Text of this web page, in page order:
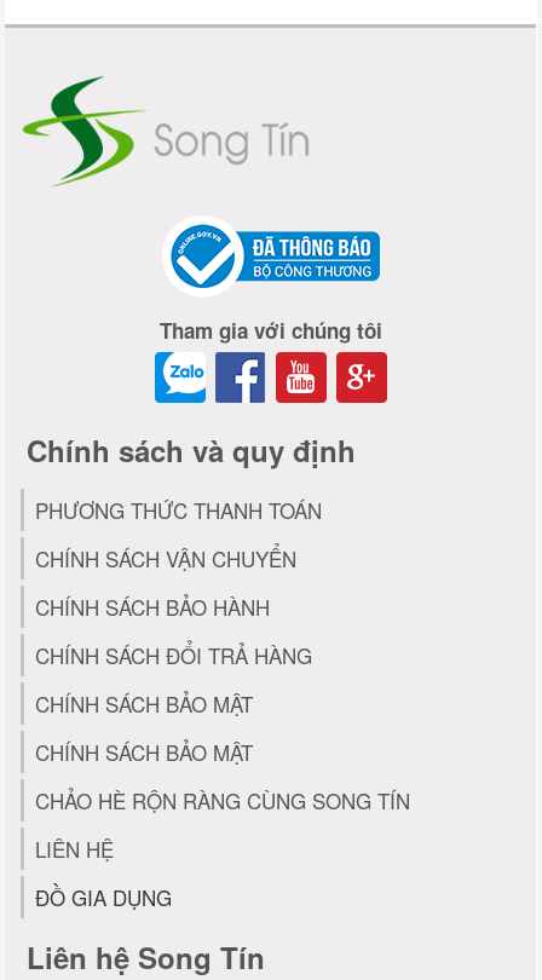
Tham gia với chúng tôi
Chính sách và quy định
PHƯƠNG THỨC THANH TOÁN
CHÍNH SÁCH VẬN CHUYỂN
CHÍNH SÁCH BẢO HÀNH
CHÍNH SÁCH ĐỔI TRẢ HÀNG
CHÍNH SÁCH BẢO MẬT
CHÍNH SÁCH BẢO MẬT
CHẢO HÈ RỘN RÀNG CÙNG SONG TÍN
LIÊN HỆ
ĐỒ GIA DỤNG
Liên hệ Song Tín